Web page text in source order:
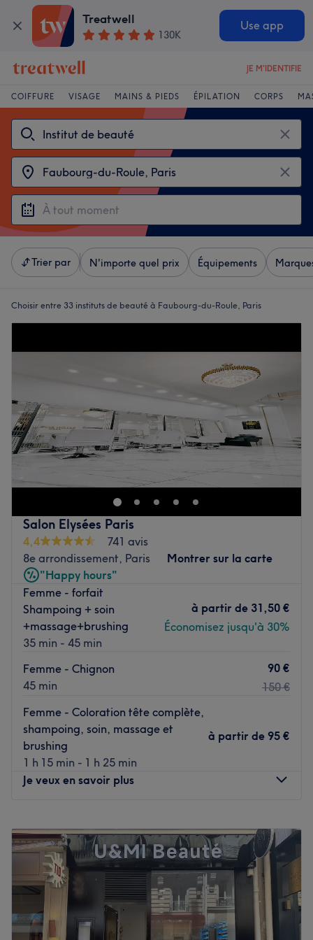
Treatwell
130K
Use app
JE M'IDENTIFIE
COIFFURE VISAGE MAINS & PIEDS ÉPILATION CORPS
Trier par N'importe quel prix Équipements
Choisir entre 33 instituts de beauté à Faubourg-du-Roule, Paris
Salon Elysées Paris
4,4
741 avis
8e arrondissement, Paris
Montrer sur la carte
"Happy hours"
Femme - forfait
Shampoing + soin
+massage+brushing
35 min - 45 min
à partir de 31,50 €
Économisez jusqu'à 30%
Femme - Chignon
45 min
90 €
150 €
Femme - Coloration tête complète,
shampoing, soin, massage et
brushing
1 h 15 min - 1 h 25 min
à partir de 95 €
Je veux en savoir plus
Mardi
10:15–19:00
Mercredi
10:15–
19:00
Jeudi
10:15 – 19:00
Vendredi
10:15
19:00
Samedi
10:15
17:00
Dimanche
10:15 18:30